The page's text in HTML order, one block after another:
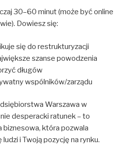
30–60 minut (może być online
Dowiesz się:
się do restrukturyzacji
szanse powodzenia
długów
wspólników/zarządu
Warszawa w
desperacki ratunek – to
która pozwala
i Twoją pozycję na rynku.